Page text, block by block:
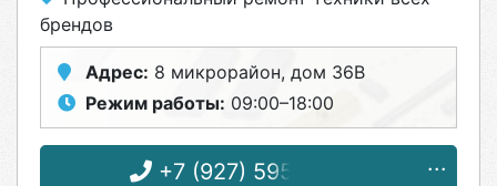
брендов
Адрес: 8 микрорайон, дом 36В
Режим работы: 09:00–18:00
+7 (927) 595-70-50